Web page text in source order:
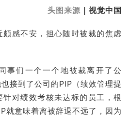
头图来源 ｜视觉中国
感不安，担心随时被裁的焦虑
事们一个一个地被裁离开了公
接到了公司的PIP（绩效管理提
对绩效考核未达标的员工，根
就意味着离被辞退不远了，因为